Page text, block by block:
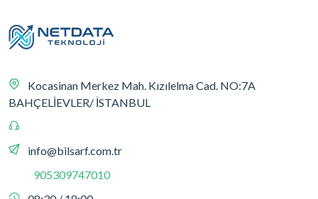
Kocasinan Merkez Mah. Kızılelma Cad. NO:7A
BAHÇELİEVLER/ İSTANBUL
info@bilsarf.com.tr
905309747010